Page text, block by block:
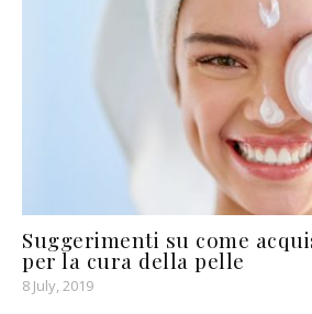
Suggerimenti su come
per la cura della pelle
8 July, 2019